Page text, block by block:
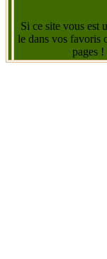
Si ce site vous est
le dans vos favoris
pages !